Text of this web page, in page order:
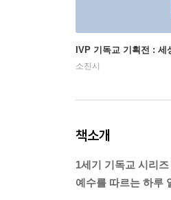
IVP 기독교 기획전 :
소진시
책소개
1세기 기독교 시리즈
예수를 따르는 하루